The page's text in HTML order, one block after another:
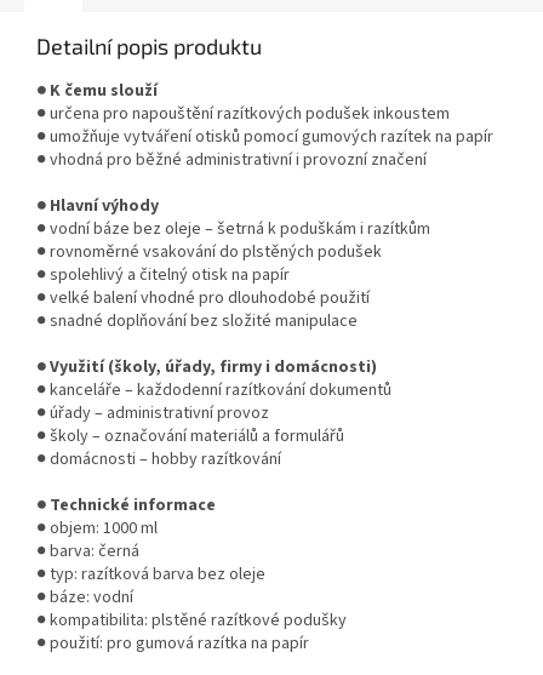
Detailní popis produktu
● K čemu slouží
● určena pro napouštění razítkových podušek inkoustem
● umožňuje vytváření otisků pomocí gumových razítek na papír
● vhodná pro běžné administrativní i provozní značení
● Hlavní výhody
● vodní báze bez oleje – šetrná k poduškám i razítkům
● rovnoměrné vsakování do plstěných podušek
● spolehlivý a čitelný otisk na papír
● velké balení vhodné pro dlouhodobé použití
● snadné doplňování bez složité manipulace
● Využití (školy, úřady, firmy i domácnosti)
● kanceláře – každodenní razítkování dokumentů
● úřady – administrativní provoz
● školy – označování materiálů a formulářů
● domácnosti – hobby razítkování
● Technické informace
● objem: 1000 ml
● barva: černá
● typ: razítková barva bez oleje
● báze: vodní
● kompatibilita: plstěné razítkové podušky
● použití: pro gumová razítka na papír